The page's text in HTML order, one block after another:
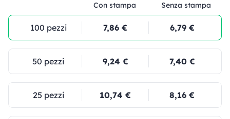
Con stampa Senza stampa
100 pezzi 7,86 € 6,79 €
50 pezzi 9,24 € 7,40 €
25 pezzi 10,74 € 8,16 €